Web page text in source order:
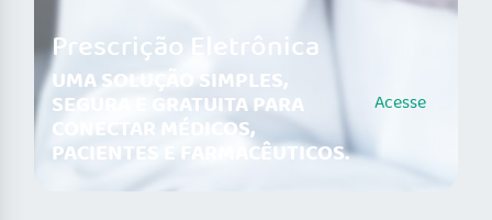
Prescrição Eletrônica
UMA SOLUÇÃO SIMPLES,
SEGURA E GRATUITA PARA
CONECTAR MÉDICOS,
PACIENTES E FARMACÊUTICOS.
Acesse